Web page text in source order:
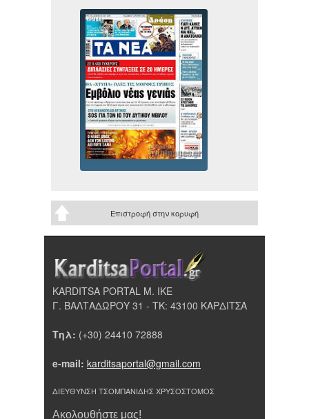
Επιστροφή στην κορυφή
KARDITSA PORTAL Μ. ΙΚΕ
Γ. ΒΑΛΤΑΔΩΡΟΥ 31 - ΤΚ: 43100 ΚΑΡΔΙΤΣΑ
Τηλ: (+30) 24410 72888
e-mail: karditsaportal@gmail.com
ΔΙΕΥΘΥΝΣΗ ΤΣΟΜΠΑΝΙΔΗΣ ΧΡΥΣΟΣΤΟΜΟΣ
Ακολουθήστε μας!